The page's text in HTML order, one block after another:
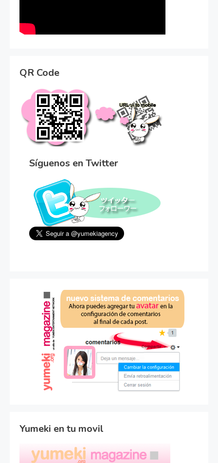
QR Code
Síguenos en Twitter
Yumeki en tu movil